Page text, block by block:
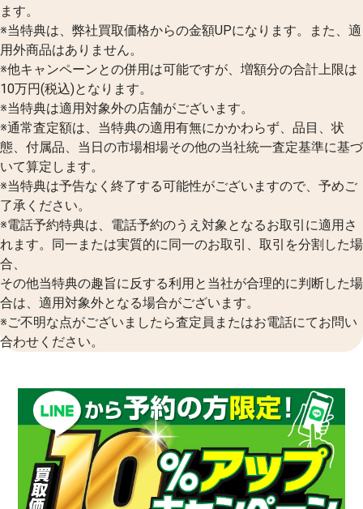
ます。
※当特典は、弊社買取価格からの金額UPになります。また、適
用外商品はありません。
※他キャンペーンとの併用は可能ですが、増額分の合計上限は
10万円(税込)となります。
※当特典は適用対象外の店舗がございます。
※通常査定額は、当特典の適用有無にかかわらず、品目、状
態、付属品、当日の市場相場その他の当社統一査定基準に基づ
いて算定します。
※当特典は予告なく終了する可能性がございますので、予めご
了承ください。
※電話予約特典は、電話予約のうえ対象となるお取引に適用さ
れます。同一または実質的に同一のお取引、取引を分割した場
合、
その他当特典の趣旨に反する利用と当社が合理的に判断した場
合は、適用対象外となる場合がございます。
※ご不明な点がございましたら査定員またはお電話にてお問い
合わせください。